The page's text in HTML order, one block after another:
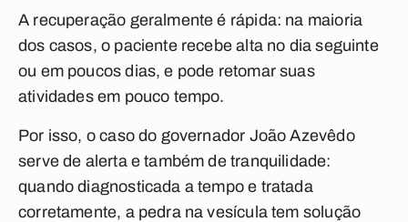
A recuperação geralmente é rápida: na maioria
dos casos, o paciente recebe alta no dia seguinte
ou em poucos dias, e pode retomar suas
atividades em pouco tempo.
Por isso, o caso do governador João Azevêdo
serve de alerta e também de tranquilidade:
quando diagnosticada a tempo e tratada
corretamente, a pedra na vesícula tem solução